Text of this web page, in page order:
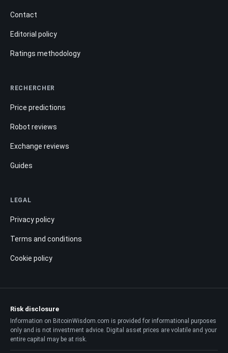
Contact
Editorial policy
Ratings methodology
RECHERCHER
Price predictions
Robot reviews
Exchange reviews
Guides
LEGAL
Privacy policy
Terms and conditions
Cookie policy
Risk disclosure
Information on BitcoinWisdom.com is provided for informational purposes
only and is not investment advice. Digital asset prices are volatile and your
entire capital may be at risk.